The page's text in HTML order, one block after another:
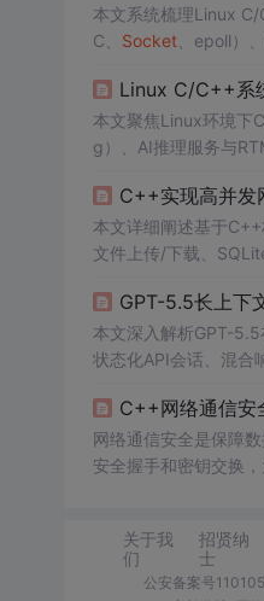
本文系统梳理Linux
C、 Socket、epoll）
Linux C/C++系
本文聚焦Linux环境下
g）、AI推理服务与
C++实现高并发
本文详细阐述基于
文件上传/下载、
GPT-5.5长上下
本文深入解析GPT-
状态化API会话、混合
C++网络通信安
网络通信安全是保障
安全握手和密钥交换
OpenSS
关于我
们
招贤纳
士
公安备案号